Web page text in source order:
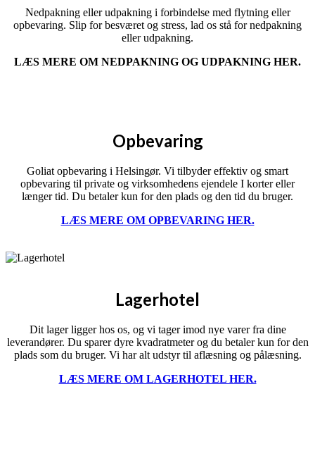
Nedpakning eller udpakning i forbindelse med flytning eller
opbevaring. Slip for besværet og stress, lad os stå for nedpakning
eller udpakning.
LÆS MERE OM NEDPAKNING OG UDPAKNING HER.
Opbevaring
Goliat opbevaring i Helsingør. Vi tilbyder effektiv og smart
opbevaring til private og virksomhedens ejendele I korter eller
længer tid. Du betaler kun for den plads og den tid du bruger.
LÆS MERE OM OPBEVARING HER.
Lagerhotel
Dit lager ligger hos os, og vi tager imod nye varer fra dine
leverandører. Du sparer dyre kvadratmeter og du betaler kun for den
plads som du bruger. Vi har alt udstyr til aflæsning og pålæsning.
LÆS MERE OM LAGERHOTEL HER.